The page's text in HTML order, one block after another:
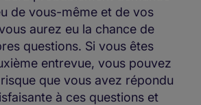
de vous-même et de vos
aurez eu la chance de
questions. Si vous êtes
entrevue, vous pouvez
que vous avez répondu
à ces questions et